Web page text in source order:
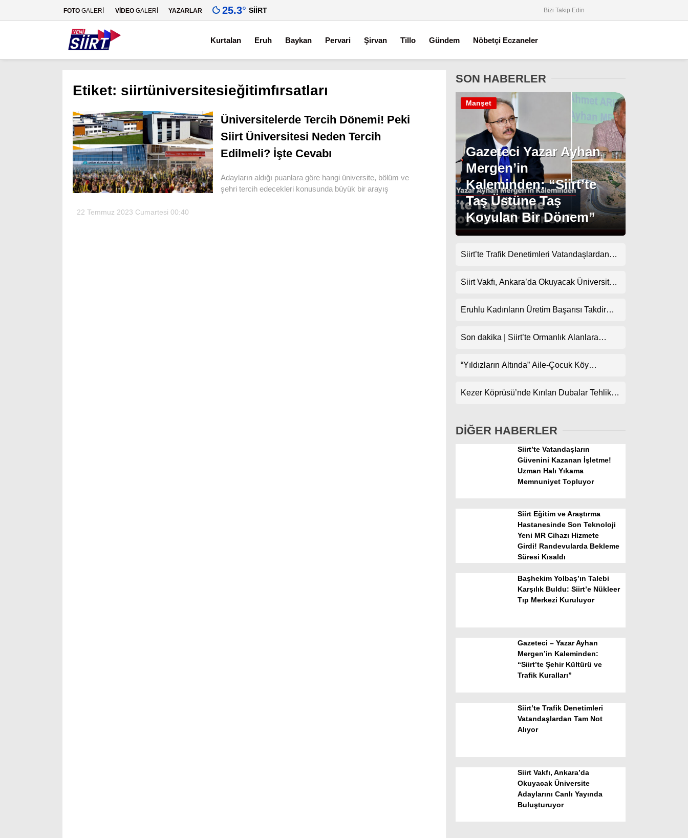
Gündem
Ekonomi
Spor
WhatsApp İhbar Hattı
FOTO GALERİ VİDEO GALERİ YAZARLAR 25.3° SIIRT Bizi Takip Edin
Kurtalan Eruh Baykan Pervari Şirvan Tillo Gündem Nöbetçi Eczaneler
Etiket: siirtüniversitesieğitimfırsatları
Üniversitelerde Tercih Dönemi! Peki
Siirt Üniversitesi Neden Tercih
Edilmeli? İşte Cevabı
Adayların aldığı puanlara göre hangi üniversite, bölüm ve
şehri tercih edecekleri konusunda büyük bir arayış
22 Temmuz 2023 Cumartesi 00:40
SON HABERLER
Gazeteci Yazar Ayhan
Mergen’in
Kaleminden: “Siirt’te
Taş Üstüne Taş
Koyulan Bir Dönem”
Manşet
Siirt’te Trafik Denetimleri Vatandaşlardan
Siirt Vakfı, Ankara’da Okuyacak Üniversite
Eruhlu Kadınların Üretim Başarısı Takdir
Son dakika | Siirt’te Ormanlık Alanlara
“Yıldızların Altında” Aile-Çocuk Köy
Köylerindeki Çocuklarla Buluşuyor
Kezer Köprüsü’nde Kırılan Dubalar Tehlike
DİĞER HABERLER
Siirt’te Vatandaşların
Güvenini Kazanan İşletme!
Uzman Halı Yıkama
Memnuniyet Topluyor
Siirt Eğitim ve Araştırma
Hastanesinde Son Teknoloji
Yeni MR Cihazı Hizmete
Girdi! Randevularda Bekleme
Süresi Kısaldı
Başhekim Yolbaş’ın Talebi
Karşılık Buldu: Siirt’e Nükleer
Tıp Merkezi Kuruluyor
Gazeteci – Yazar Ayhan
Mergen’in Kaleminden:
“Siirt’te Şehir Kültürü ve
Trafik Kuralları”
Siirt’te Trafik Denetimleri
Vatandaşlardan Tam Not
Alıyor
Siirt Vakfı, Ankara’da
Okuyacak Üniversite
Adaylarını Canlı Yayında
Buluşturuyor